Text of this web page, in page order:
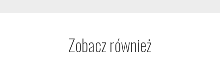
Zobacz również